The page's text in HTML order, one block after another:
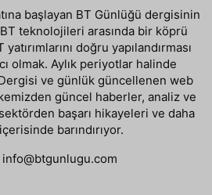
başlayan BT Günlüğü dergisinin
teknolojileri arasında bir köprü
doğru yapılandırması
olmak. Aylık periyotlar halinde
ve günlük güncellenen web
güncel haberler, analiz ve
başarı hikayeleri ve daha
barındırıyor.
info@btgunlugu.com